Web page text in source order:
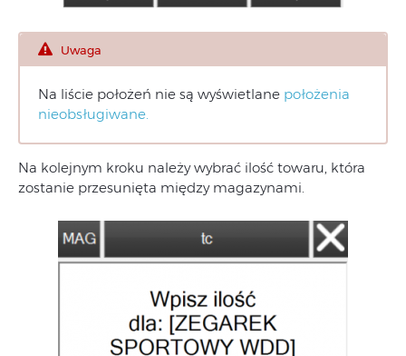
Uwaga
Na liście położeń nie są wyświetlane położenia
nieobsługiwane.
Na kolejnym kroku należy wybrać ilość towaru, która
zostanie przesunięta między magazynami.